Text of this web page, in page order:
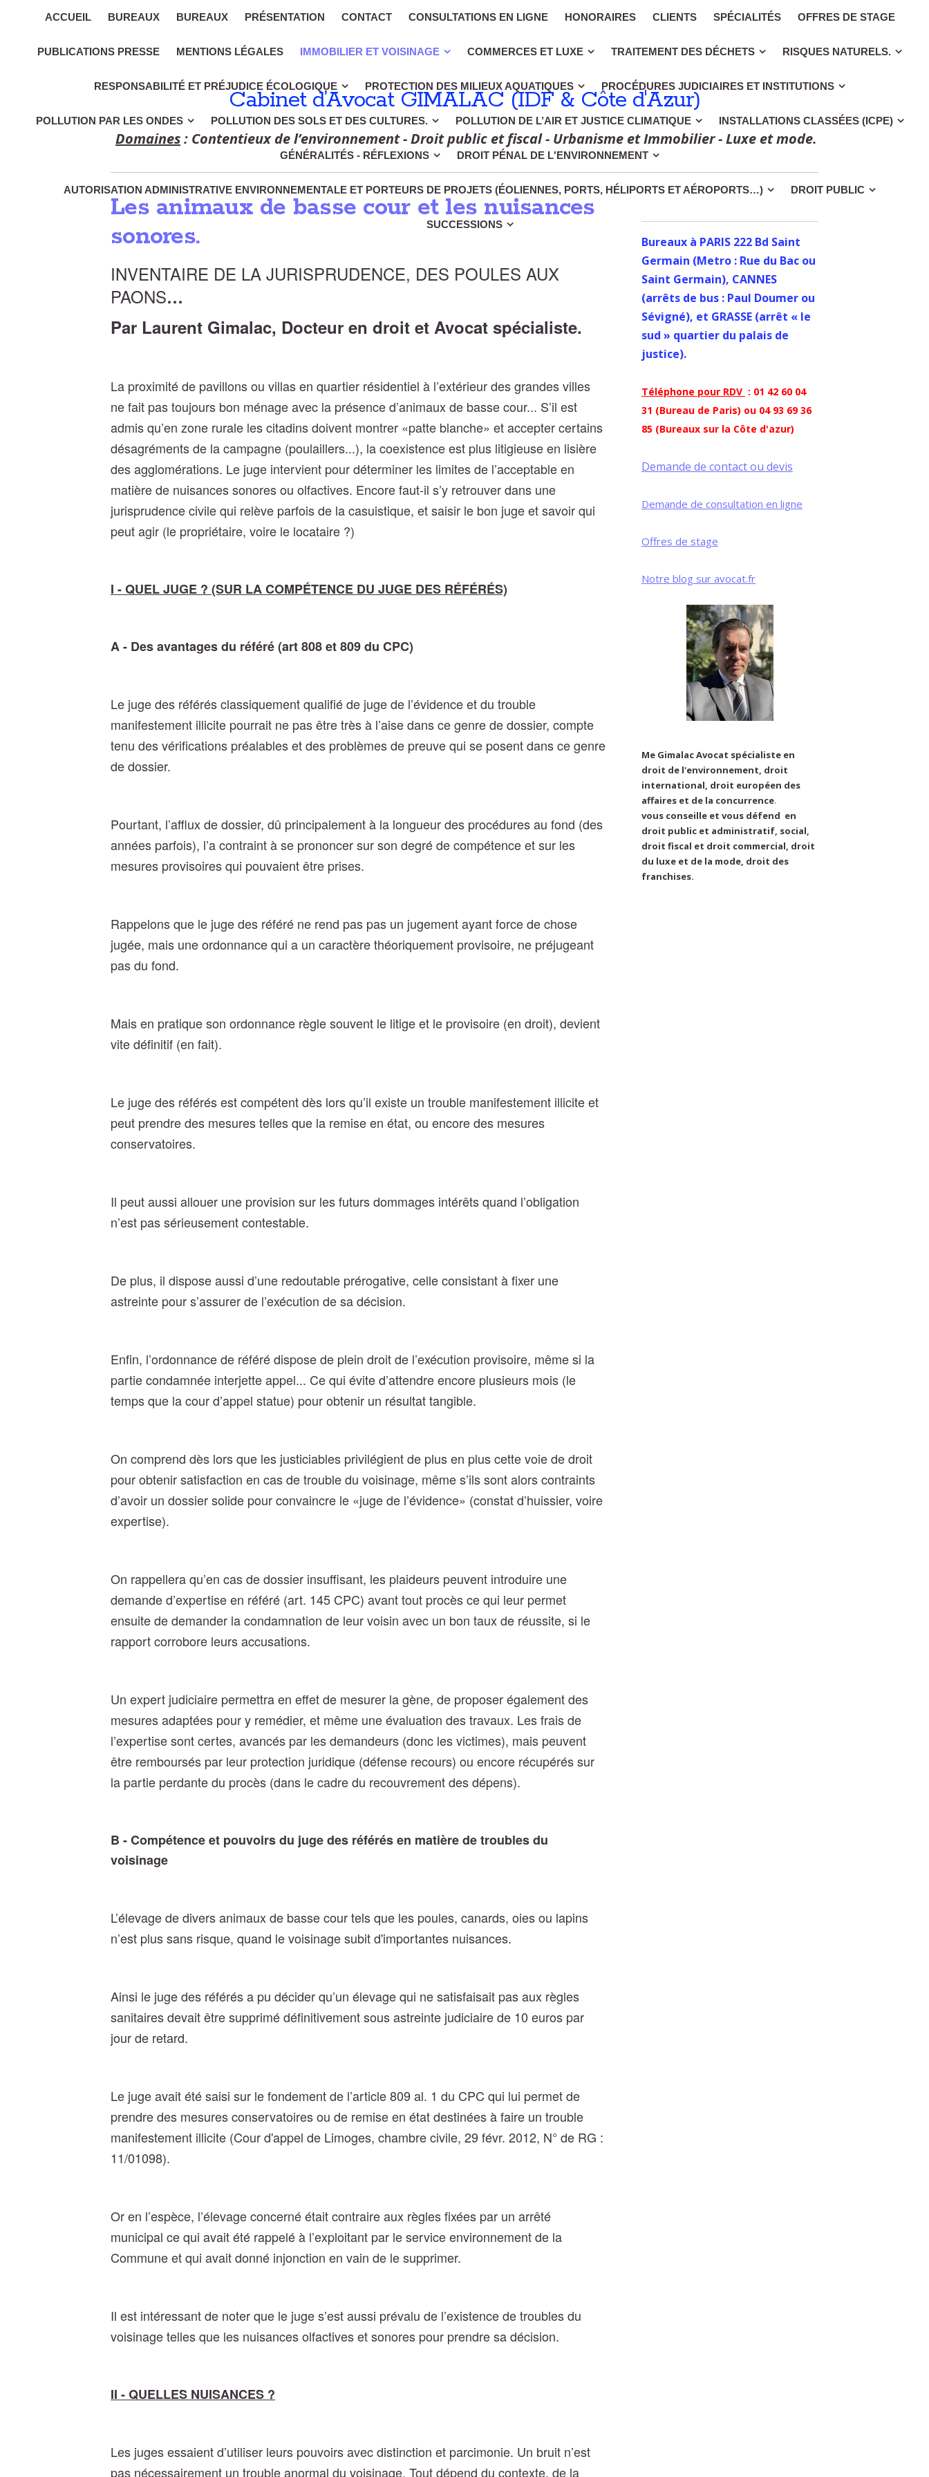
ACCUEIL BUREAUX BUREAUX PRÉSENTATION CONTACT CONSULTATIONS EN LIGNE HONORAIRES CLIENTS SPÉCIALITÉS OFFRES DE STAGE
PUBLICATIONS PRESSE MENTIONS LÉGALES IMMOBILIER ET VOISINAGE COMMERCES ET LUXE TRAITEMENT DES DÉCHETS RISQUES NATURELS.
RESPONSABILITÉ ET PRÉJUDICE ÉCOLOGIQUE PROTECTION DES MILIEUX AQUATIQUES PROCÉDURES JUDICIAIRES ET INSTITUTIONS
POLLUTION PAR LES ONDES POLLUTION DES SOLS ET DES CULTURES. POLLUTION DE L’AIR ET JUSTICE CLIMATIQUE INSTALLATIONS CLASSÉES (ICPE)
GÉNÉRALITÉS - RÉFLEXIONS DROIT PÉNAL DE L'ENVIRONNEMENT
AUTORISATION ADMINISTRATIVE ENVIRONNEMENTALE ET PORTEURS DE PROJETS (ÉOLIENNES, PORTS, HÉLIPORTS ET AÉROPORTS…) DROIT PUBLIC
SUCCESSIONS
Cabinet d’Avocat GIMALAC (IDF & Côte d'Azur)
Domaines: Contentieux de l’environnement - Droit public et fiscal - Urbanisme et Immobilier - Luxe et mode.
Les animaux de basse cour et les nuisances
sonores.
INVENTAIRE DE LA JURISPRUDENCE, DES POULES AUX
PAONS…
Par Laurent Gimalac, Docteur en droit et Avocat spécialiste.
La proximité de pavillons ou villas en quartier résidentiel à l’extérieur des grandes villes
ne fait pas toujours bon ménage avec la présence d’animaux de basse cour... S’il est
admis qu’en zone rurale les citadins doivent montrer «patte blanche» et accepter certains
désagréments de la campagne (poulaillers...), la coexistence est plus litigieuse en lisière
des agglomérations. Le juge intervient pour déterminer les limites de l’acceptable en
matière de nuisances sonores ou olfactives. Encore faut-il s’y retrouver dans une
jurisprudence civile qui relève parfois de la casuistique, et saisir le bon juge et savoir qui
peut agir (le propriétaire, voire le locataire ?)
I - QUEL JUGE ? (SUR LA COMPÉTENCE DU JUGE DES RÉFÉRÉS)
A - Des avantages du référé (art 808 et 809 du CPC)
Le juge des référés classiquement qualifié de juge de l’évidence et du trouble
manifestement illicite pourrait ne pas être très à l’aise dans ce genre de dossier, compte
tenu des vérifications préalables et des problèmes de preuve qui se posent dans ce genre
de dossier.
Pourtant, l’afflux de dossier, dû principalement à la longueur des procédures au fond (des
années parfois), l’a contraint à se prononcer sur son degré de compétence et sur les
mesures provisoires qui pouvaient être prises.
Rappelons que le juge des référé ne rend pas pas un jugement ayant force de chose
jugée, mais une ordonnance qui a un caractère théoriquement provisoire, ne préjugeant
pas du fond.
Mais en pratique son ordonnance règle souvent le litige et le provisoire (en droit), devient
vite définitif (en fait).
Le juge des référés est compétent dès lors qu’il existe un trouble manifestement illicite et
peut prendre des mesures telles que la remise en état, ou encore des mesures
conservatoires.
Il peut aussi allouer une provision sur les futurs dommages intérêts quand l’obligation
n’est pas sérieusement contestable.
De plus, il dispose aussi d’une redoutable prérogative, celle consistant à fixer une
astreinte pour s’assurer de l’exécution de sa décision.
Enfin, l’ordonnance de référé dispose de plein droit de l’exécution provisoire, même si la
partie condamnée interjette appel... Ce qui évite d’attendre encore plusieurs mois (le
temps que la cour d’appel statue) pour obtenir un résultat tangible.
On comprend dès lors que les justiciables privilégient de plus en plus cette voie de droit
pour obtenir satisfaction en cas de trouble du voisinage, même s’ils sont alors contraints
d’avoir un dossier solide pour convaincre le «juge de l’évidence» (constat d’huissier, voire
expertise).
On rappellera qu’en cas de dossier insuffisant, les plaideurs peuvent introduire une
demande d’expertise en référé (art. 145 CPC) avant tout procès ce qui leur permet
ensuite de demander la condamnation de leur voisin avec un bon taux de réussite, si le
rapport corrobore leurs accusations.
Un expert judiciaire permettra en effet de mesurer la gène, de proposer également des
mesures adaptées pour y remédier, et même une évaluation des travaux. Les frais de
l’expertise sont certes, avancés par les demandeurs (donc les victimes), mais peuvent
être remboursés par leur protection juridique (défense recours) ou encore récupérés sur
la partie perdante du procès (dans le cadre du recouvrement des dépens).
B - Compétence et pouvoirs du juge des référés en matière de troubles du
voisinage
L’élevage de divers animaux de basse cour tels que les poules, canards, oies ou lapins
n’est plus sans risque, quand le voisinage subit d'importantes nuisances.
Ainsi le juge des référés a pu décider qu’un élevage qui ne satisfaisait pas aux règles
sanitaires devait être supprimé définitivement sous astreinte judiciaire de 10 euros par
jour de retard.
Le juge avait été saisi sur le fondement de l’article 809 al. 1 du CPC qui lui permet de
prendre des mesures conservatoires ou de remise en état destinées à faire un trouble
manifestement illicite (Cour d'appel de Limoges, chambre civile, 29 févr. 2012, N° de RG :
11/01098).
Or en l’espèce, l’élevage concerné était contraire aux règles fixées par un arrêté
municipal ce qui avait été rappelé à l’exploitant par le service environnement de la
Commune et qui avait donné injonction en vain de le supprimer.
Il est intéressant de noter que le juge s’est aussi prévalu de l’existence de troubles du
voisinage telles que les nuisances olfactives et sonores pour prendre sa décision.
II - QUELLES NUISANCES ?
Les juges essaient d’utiliser leurs pouvoirs avec distinction et parcimonie. Un bruit n’est
pas nécessairement un trouble anormal du voisinage. Tout dépend du contexte, de la
Bureaux à PARIS 222 Bd Saint
Germain (Metro : Rue du Bac ou
Saint Germain), CANNES
(arrêts de bus : Paul Doumer ou
Sévigné), et GRASSE (arrêt « le
sud » quartier du palais de
justice).
Téléphone pour RDV : 01 42 60 04
31 (Bureau de Paris) ou 04 93 69 36
85 (Bureaux sur la Côte d'azur)
Demande de contact ou devis
Demande de consultation en ligne
Offres de stage
Notre blog sur avocat.fr
Me Gimalac Avocat spécialiste en
droit de l'environnement, droit
international, droit européen des
affaires et de la concurrence.
vous conseille et vous défend en
droit public et administratif, social,
droit fiscal et droit commercial, droit
du luxe et de la mode, droit des
franchises.